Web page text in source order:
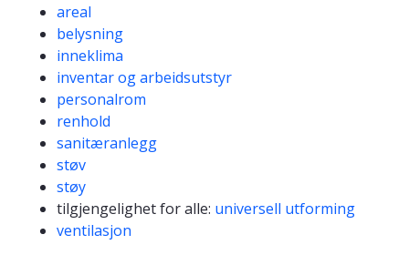
areal
belysning
inneklima
inventar og arbeidsutstyr
personalrom
renhold
sanitæranlegg
støv
støy
tilgjengelighet for alle: universell utforming
ventilasjon